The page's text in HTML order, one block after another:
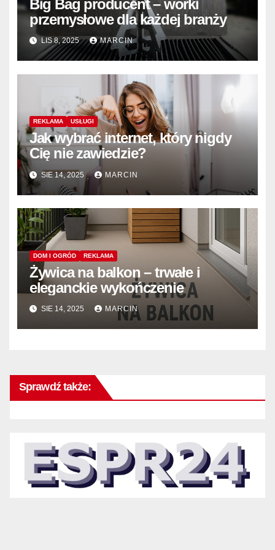
Big Bag producent – worki
przemysłowe dla każdej branży
LIS 8, 2025 MARCIN
REKLAMA USŁUGI
Jak wybrać internet, który nigdy
Cię nie zawiedzie?
SIE 14, 2025 MARCIN
DOM I OGRÓD REKLAMA
Żywica na balkon – trwałe i
eleganckie wykończenie
SIE 14, 2025 MARCIN
Sprawdź także: